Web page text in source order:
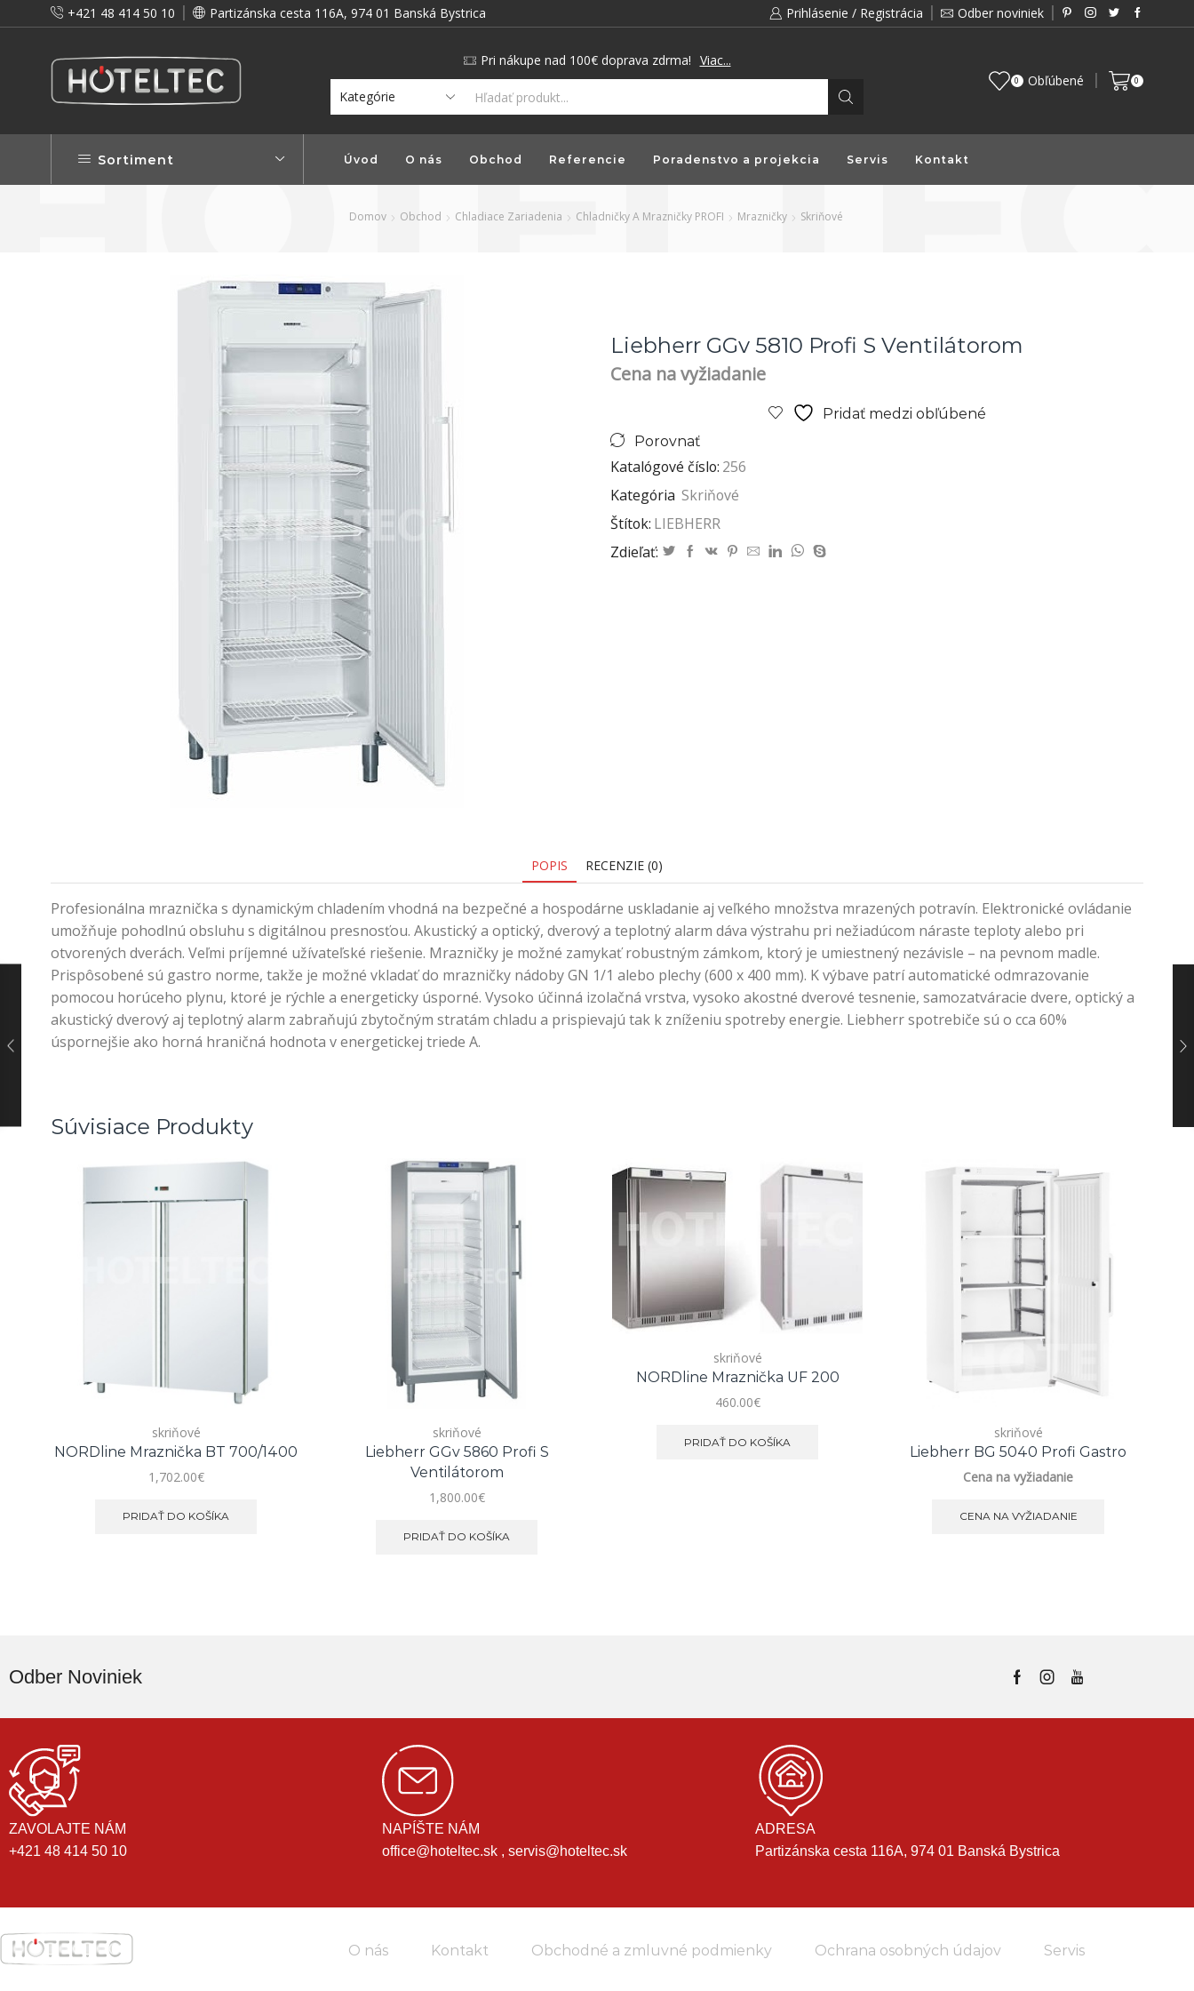
+421 48 414 50 10 Partizánska cesta 116A, 974 01 Banská Bystrica Prihlásenie / Registrácia Odber noviniek
a preto vám prinášame vernostné zľavy! Pri nákupe nad 100€ doprava zdrma! Viac...
0 Obľúbené 0
Sortiment Úvod O nás Obchod Referencie Poradenstvo a projekcia Servis Kontakt
Domov Obchod Chladiace Zariadenia Chladničky A Mrazničky PROFI Mrazničky Skriňové
Liebherr GGv 5810 Profi S Ventilátorom
Cena na vyžiadanie
Pridať medzi obľúbené
Porovnať
Katalógové číslo: 256
Kategória Skriňové
Štítok: LIEBHERR
Zdieľať:
POPIS RECENZIE (0)
Profesionálna mraznička s dynamickým chladením vhodná na bezpečné a hospodárne uskladanie aj veľkého množstva mrazených potravín. Elektronické ovládanie
umožňuje pohodlnú obsluhu s digitálnou presnosťou. Akustický a optický, dverový a teplotný alarm dáva výstrahu pri nežiadúcom náraste teploty alebo pri
otvorených dverách. Veľmi príjemné užívateľské riešenie. Mrazničky je možné zamykať robustným zámkom, ktorý je umiestnený nezávisle – na pevnom madle.
Prispôsobené sú gastro norme, takže je možné vkladať do mrazničky nádoby GN 1/1 alebo plechy (600 x 400 mm). K výbave patrí automatické odmrazovanie
pomocou horúceho plynu, ktoré je rýchle a energeticky úsporné. Vysoko účinná izolačná vrstva, vysoko akostné dverové tesnenie, samozatváracie dvere, optický a
akustický dverový aj teplotný alarm zabraňujú zbytočným stratám chladu a prispievajú tak k zníženiu spotreby energie. Liebherr spotrebiče sú o cca 60%
úspornejšie ako horná hraničná hodnota v energetickej triede A.
Súvisiace Produkty
skriňové
NORDline Mraznička BT 700/1400
1,702.00€
PRIDAŤ DO KOŠÍKA
skriňové
Liebherr GGv 5860 Profi S
Ventilátorom
1,800.00€
PRIDAŤ DO KOŠÍKA
skriňové
NORDline Mraznička UF 200
460.00€
PRIDAŤ DO KOŠÍKA
skriňové
Liebherr BG 5040 Profi Gastro
Cena na vyžiadanie
CENA NA VYŽIADANIE
Odber Noviniek
ZAVOLAJTE NÁM
+421 48 414 50 10
NAPÍŠTE NÁM
office@hoteltec.sk , servis@hoteltec.sk
ADRESA
Partizánska cesta 116A, 974 01 Banská Bystrica
O nás Kontakt Obchodné a zmluvné podmienky Ochrana osobných údajov Servis